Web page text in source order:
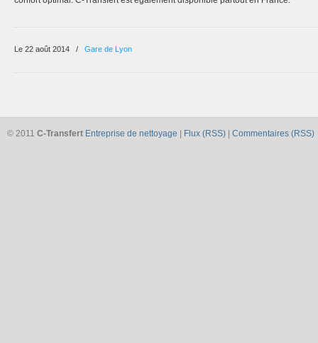
Le 22 août 2014 / Gare de Lyon
© 2011 C-Transfert Entreprise de nettoyage Flux (RSS) Commentaires (RSS)